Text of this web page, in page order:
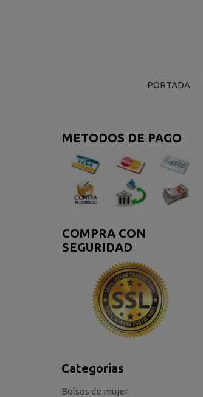
PORTADA
METODOS DE PAGO
COMPRA CON
SEGURIDAD
Categorías
Bolsos de mujer